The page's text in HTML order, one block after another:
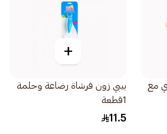
مع
+
بيبي زون فرشاة رضاعة وحلمة
1قطعة
11.5